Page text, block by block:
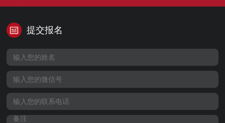
提交报名